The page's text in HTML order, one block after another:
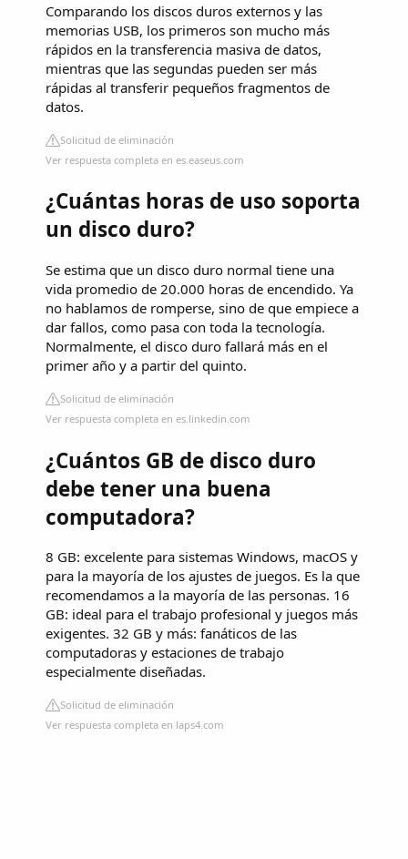
Comparando los discos duros externos y las
memorias USB, los primeros son mucho más
rápidos en la transferencia masiva de datos,
mientras que las segundas pueden ser más
rápidas al transferir pequeños fragmentos de
datos.
Solicitud de eliminación
Ver respuesta completa en es.easeus.com
¿Cuántas horas de uso soporta
un disco duro?
Se estima que un disco duro normal tiene una
vida promedio de 20.000 horas de encendido. Ya
no hablamos de romperse, sino de que empiece a
dar fallos, como pasa con toda la tecnología.
Normalmente, el disco duro fallará más en el
primer año y a partir del quinto.
Solicitud de eliminación
Ver respuesta completa en es.linkedin.com
¿Cuántos GB de disco duro
debe tener una buena
computadora?
8 GB: excelente para sistemas Windows, macOS y
para la mayoría de los ajustes de juegos. Es la que
recomendamos a la mayoría de las personas. 16
GB: ideal para el trabajo profesional y juegos más
exigentes. 32 GB y más: fanáticos de las
computadoras y estaciones de trabajo
especialmente diseñadas.
Solicitud de eliminación
Ver respuesta completa en laps4.com